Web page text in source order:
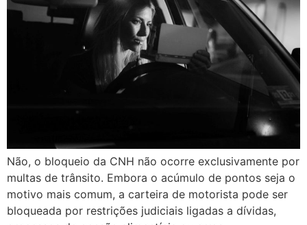
Não, o bloqueio da CNH não ocorre exclusivamente por
multas de trânsito. Embora o acúmulo de pontos seja o
motivo mais comum, a carteira de motorista pode ser
bloqueada por restrições judiciais ligadas a dívidas,